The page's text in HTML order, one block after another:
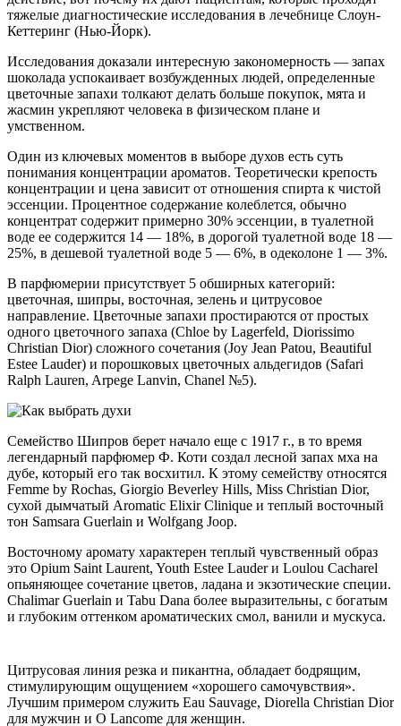
тяжелые диагностические исследования в лечебнице Слоун-
Кеттеринг (Нью-Йорк).
Исследования доказали интересную закономерность — запах
шоколада успокаивает возбужденных людей, определенные
цветочные запахи толкают делать больше покупок, мята и
жасмин укрепляют человека в физическом плане и
умственном.
Один из ключевых моментов в выборе духов есть суть
понимания концентрации ароматов. Теоретически крепость
концентрации и цена зависит от отношения спирта к чистой
эссенции. Процентное содержание колеблется, обычно
концентрат содержит примерно 30% эссенции, в туалетной
воде ее содержится 14 — 18%, в дорогой туалетной воде 18 —
25%, в дешевой туалетной воде 5 — 6%, в одеколоне 1 — 3%.
В парфюмерии присутствует 5 обширных категорий:
цветочная, шипры, восточная, зелень и цитрусовое
направление. Цветочные запахи простираются от простых
одного цветочного запаха (Chloe by Lagerfeld, Diorissimo
Christian Dior) сложного сочетания (Joy Jean Patou, Beautiful
Estee Lauder) и порошковых цветочных альдегидов (Safari
Ralph Lauren, Arpege Lanvin, Chanel №5).
Семейство Шипров берет начало еще с 1917 г., в то время
легендарный парфюмер Ф. Коти создал лесной запах мха на
дубе, который его так восхитил. К этому семейству относятся
Femme by Rochas, Giorgio Beverley Hills, Miss Christian Dior,
сухой дымчатый Aromatic Elixir Clinique и теплый восточный
тон Samsara Guerlain и Wolfgang Joop.
Восточному аромату характерен теплый чувственный образ
это Opium Saint Laurent, Youth Estee Lauder и Loulou Cacharel
опьяняющее сочетание цветов, ладана и экзотические специи.
Chalimar Guerlain и Tabu Dana более выразительны, с богатым
и глубоким оттенком ароматических смол, ванили и мускуса.
Цитрусовая линия резка и пикантна, обладает бодрящим,
стимулирующим ощущением «хорошего самочувствия».
Лучшим примером служить Eau Sauvage, Diorella Christian Dior
для мужчин и О Lancome для женщин.